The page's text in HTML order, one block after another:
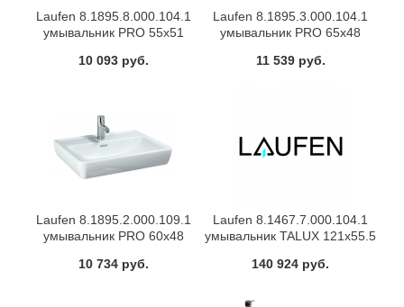
Laufen 8.1895.8.000.104.1
умывальник PRO 55х51
10 093 руб.
Laufen 8.1895.3.000.104.1
умывальник PRO 65х48
11 539 руб.
Laufen 8.1895.2.000.109.1
умывальник PRO 60х48
10 734 руб.
Laufen 8.1467.7.000.104.1
умывальник TALUX 121х55.5
140 924 руб.